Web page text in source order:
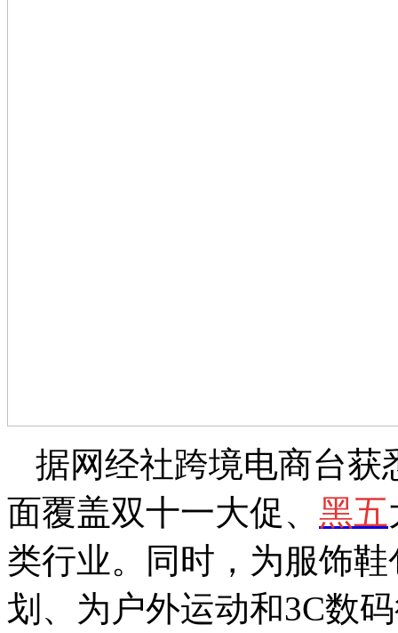
据网经社跨境电商台获
面覆盖双十一大促、 黑五
类行业。同时，为服饰
划、为户外运动和3C数